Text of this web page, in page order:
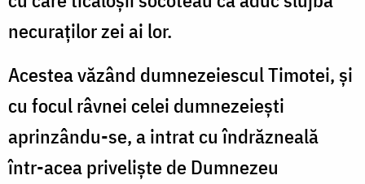
necuraților zei ai lor.
Acestea văzând dumnezeiescul Timotei, și
cu focul râvnei celei dumnezeiești
aprinzându-se, a intrat cu îndrăzneală
într-acea priveliște de Dumnezeu